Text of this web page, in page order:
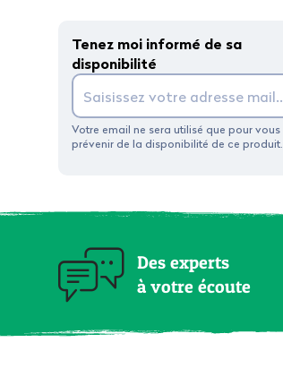
Tenez moi informé de sa
disponibilité
Votre email ne sera utilisé que pour vous
prévenir de la disponibilité de ce produit.
Des experts
à votre écoute